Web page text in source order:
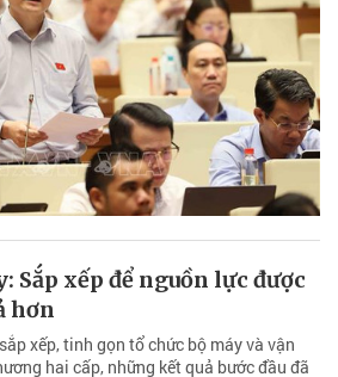
Sắp xếp để nguồn lực được
hơn
xếp, tinh gọn tổ chức bộ máy và vận
hai cấp, những kết quả bước đầu đã